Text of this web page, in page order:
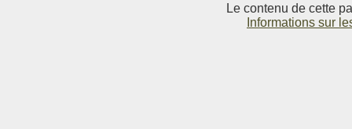
Le contenu de cette
Informations sur